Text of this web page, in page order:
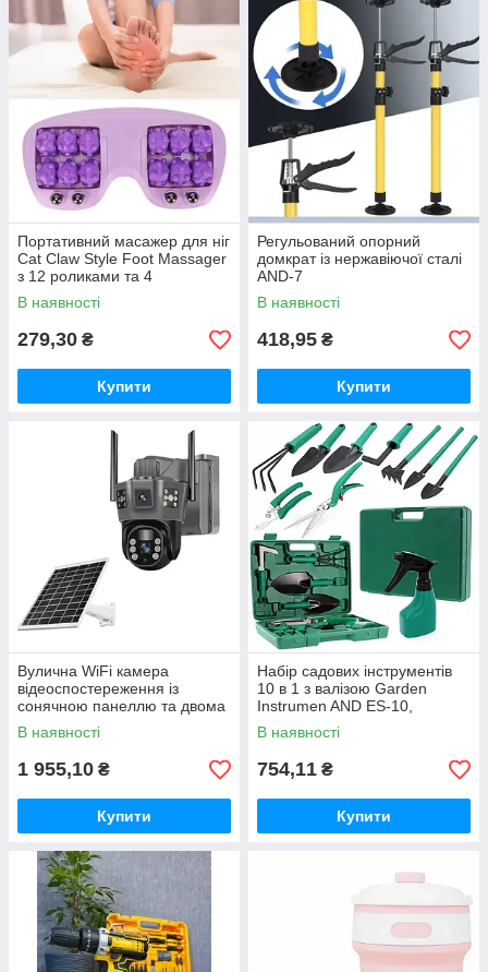
Портативний масажер для ніг
Cat Claw Style Foot Massager
з 12 роликами та 4
магнітними кульками
В наявності
279,30 ₴
Купити
Регульований опорний
домкрат із нержавіючої сталі
AND-7
В наявності
418,95 ₴
Купити
Вулична WiFi камера
відеоспостереження із
сонячною панеллю та двома
об'єктивами TP18 Камера
відеоспостереження 6Мп
В наявності
1 955,10 ₴
Купити
Набір садових інструментів
10 в 1 з валізою Garden
Instrumen AND ES-10,
інвентар для городу та саду
В наявності
754,11 ₴
Купити